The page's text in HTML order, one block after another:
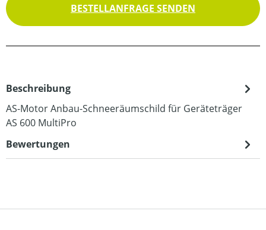
BESTELLANFRAGE SENDEN
Beschreibung
AS-Motor Anbau-Schneeräumschild für Geräteträger
AS 600 MultiPro
Bewertungen